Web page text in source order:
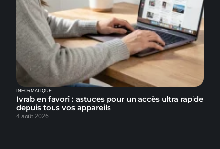
INFORMATIQUE
Ivrab en favori : astuces pour un accès ultra rapide
depuis tous vos appareils
4 août 2026